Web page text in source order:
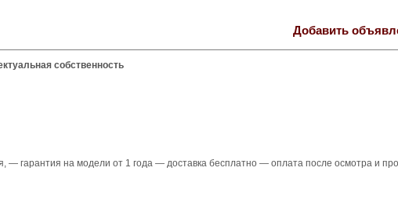
Добавить
собственность
гарантия на модели от 1 года — доставка бесплатно — оплата после осмотра и